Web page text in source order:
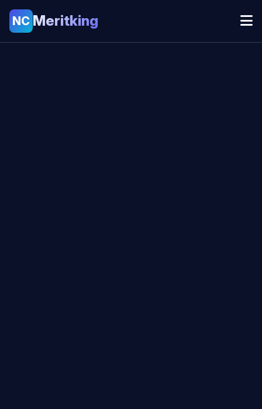
NC Meritking